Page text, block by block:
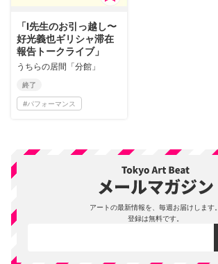
「I先生のお引っ越し〜
好光義也ギリシャ滞在
報告トークライブ」
うちらの居間「分館」
終了
#パフォーマンス
アートの最新情報を、毎週お届けします。
登録は無料です。